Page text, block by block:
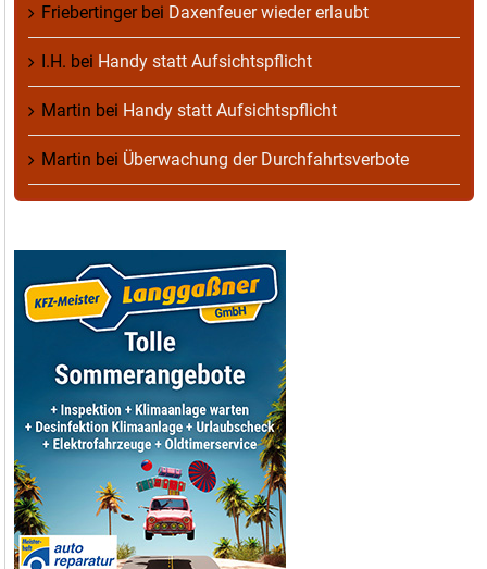
Friebertingerbei Daxenfeuer wieder erlaubt
I.H. bei Handy statt Aufsichtspflicht
Martin bei Handy statt Aufsichtspflicht
Martin bei Überwachung der Durchfahrtsverbote